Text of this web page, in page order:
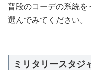
普段のコーデの系統
選んでみてください。
ミリタリースタジ